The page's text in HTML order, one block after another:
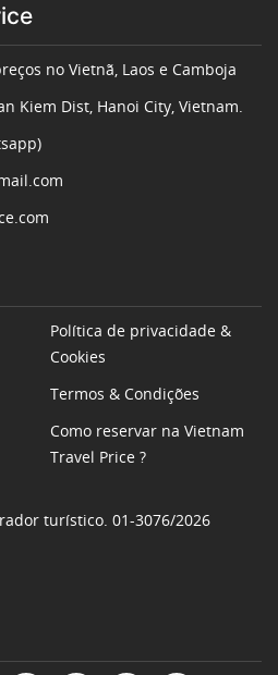
no Vietnã, Laos e Camboja
Kiem Dist, Hanoi City, Vietnam.
Política de privacidade &
Cookies
Termos & Condições
Como reservar na Vietnam
Travel Price ?
turístico. 01-3076/2026